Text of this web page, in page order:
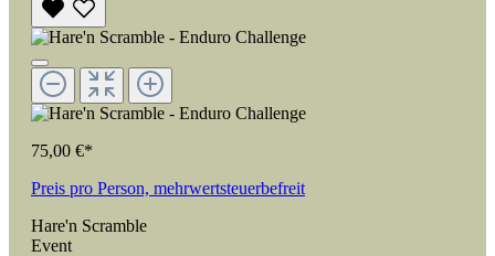
75,00 €*
Preis pro Person, mehrwertsteuerbefreit
Hare'n Scramble
Event